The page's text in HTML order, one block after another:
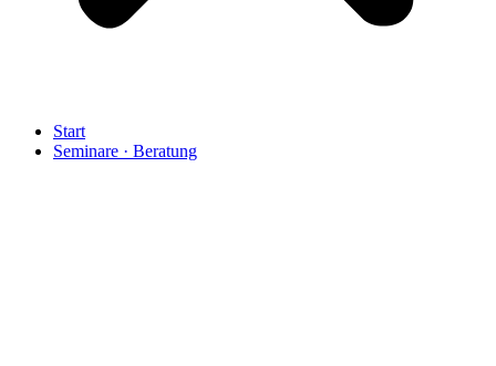
Start
Seminare · Beratung